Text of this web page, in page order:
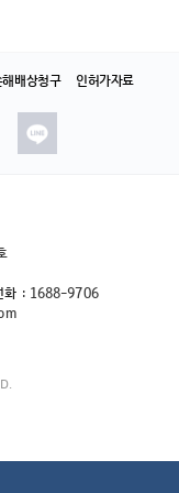
해배상청구 인허가자료
화 : 1688-9706